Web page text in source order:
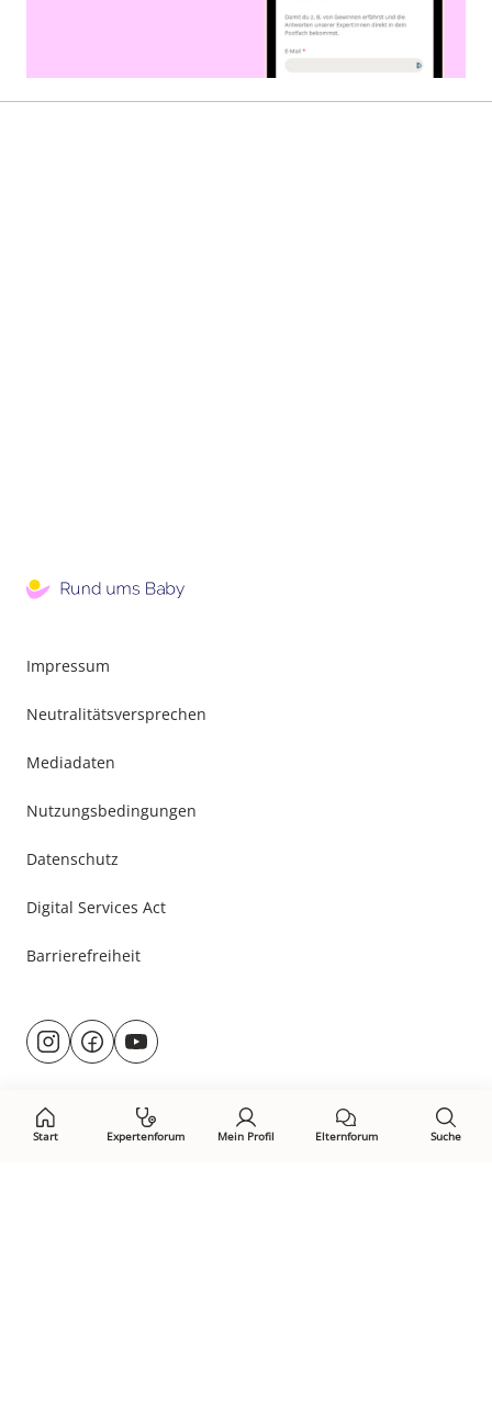
Start Expertenforum Mein Profil Elternforum Suche
Impressum
Neutralitätsversprechen
Mediadaten
Nutzungsbedingungen
Datenschutz
Digital Services Act
Barrierefreiheit
Besuche
uns@rund.ums.baby
facebook.com/rundumsbaby.de
youtube.com/@rundumsbaby_